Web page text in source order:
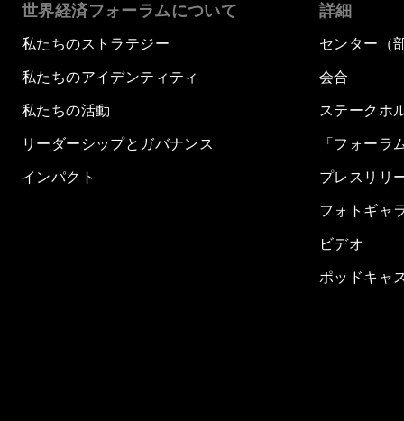
世界経済フォーラムについて
私たちのストラテジー
私たちのアイデンティティ
私たちの活動
リーダーシップとガバナンス
インパクト
詳細
センター（
会合
ステークホ
「フォーラ
プレスリリ
フォトギャ
ビデオ
ポッドキャ